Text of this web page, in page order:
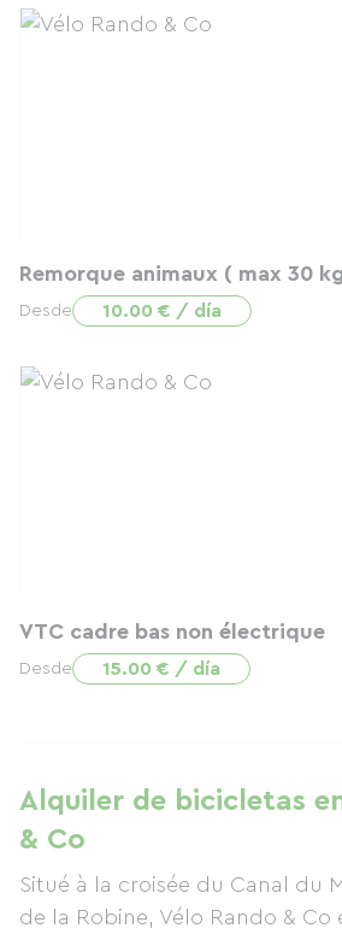
Remorque animaux ( max 30
Desde 10.00 € / día
VTC cadre bas non électrique
Desde 15.00 € / día
Alquiler de bicicletas
& Co
Situé à la croisée du Canal du
de la Robine, Vélo Rando & Co